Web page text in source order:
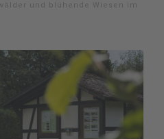
und blühende Wiesen im